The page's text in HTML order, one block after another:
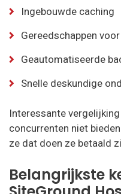
Ingebouwde caching
Gereedschappen
Geautomatiseerde
Snelle deskundige
Interessante
concurrenten niet
ze dat doen ze betaald
Belangrijkste